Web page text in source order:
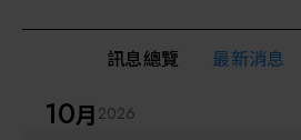
訊息總覽 最新消息
10月 2026
課程研討
封測/測試設備
AI人工智慧與智慧製造與